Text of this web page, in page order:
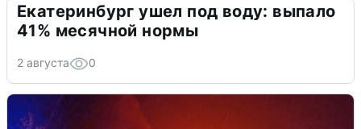
Екатеринбург ушел под воду: выпало
41% месячной нормы
2 августа 0